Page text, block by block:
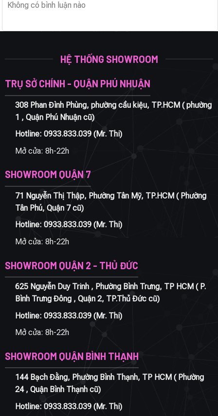
Không có bình luận nào
HỆ THỐNG SHOWROOM
TRỤ SỞ CHÍNH - QUẬN PHÚ NHUẬN
308 Phan Đình Phùng, phường cầu kiệu, TP.HCM ( phường
1 , Quận Phú Nhuận cũ)
Hotline: 0933.833.039(Mr. Thi)
Mở cửa: 8h-22h
SHOWROOM QUẬN 7
71 Nguyễn Thị Thập, Phường Tân Mỹ, TP.HCM ( Phường
Tân Phú, Quận 7 cũ)
Hotline: 0933.833.039(Mr. Thi)
Mở cửa: 8h-22h
SHOWROOM QUẬN 2 - THỦ ĐỨC
625 Nguyễn Duy Trinh , Phường Bình Trưng, TP HCM ( P.
Bình Trưng Đông , Quận 2, TP.Thủ Đức cũ)
Hotline: 0933.833.039(Mr. Thi)
Mở cửa: 8h-22h
SHOWROOM QUẬN BÌNH THẠNH
144 Bạch Đằng, Phường Bình Thạnh, TP HCM ( Phường
24 , Quận Bình Thạnh cũ)
Hotline: 0933.833.039(Mr. Thi)